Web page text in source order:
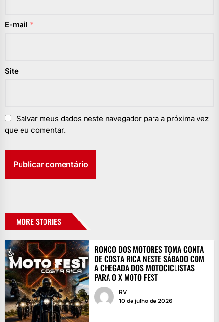
E-mail *
Site
Salvar meus dados neste navegador para a próxima vez
que eu comentar.
MORE STORIES
RONCO DOS MOTORES TOMA CONTA
DE COSTA RICA NESTE SÁBADO COM
A CHEGADA DOS MOTOCICLISTAS
PARA O X MOTO FEST
RV
10 de julho de 2026